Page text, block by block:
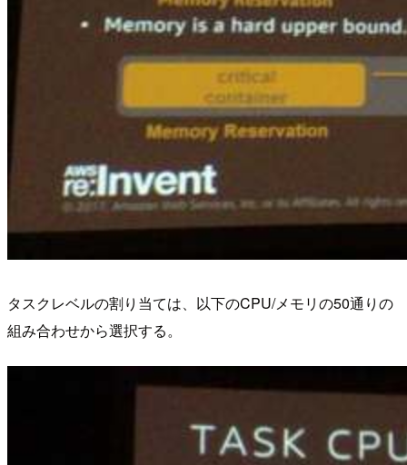
タスクレベルの割り当ては、以下のCPU/メモリの50通りの
組み合わせから選択する。